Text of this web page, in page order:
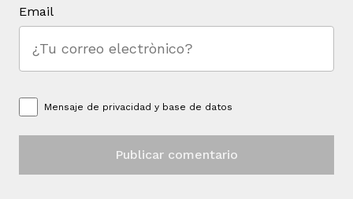
Email
Mensaje de privacidad y base de datos